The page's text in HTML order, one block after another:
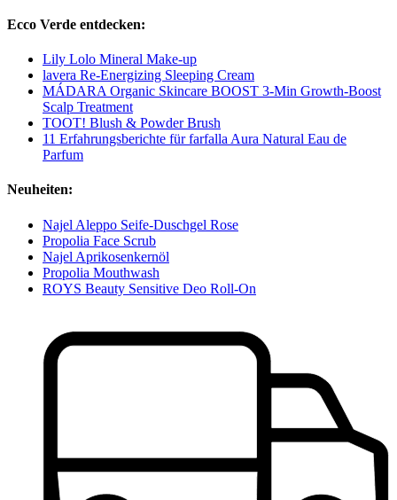
Ecco Verde entdecken:
Lily Lolo Mineral Make-up
lavera Re-Energizing Sleeping Cream
MÁDARA Organic Skincare BOOST 3-Min Growth-Boost
Scalp Treatment
TOOT! Blush & Powder Brush
11 Erfahrungsberichte für farfalla Aura Natural Eau de
Parfum
Neuheiten:
Najel Aleppo Seife-Duschgel Rose
Propolia Face Scrub
Najel Aprikosenkernöl
Propolia Mouthwash
ROYS Beauty Sensitive Deo Roll-On